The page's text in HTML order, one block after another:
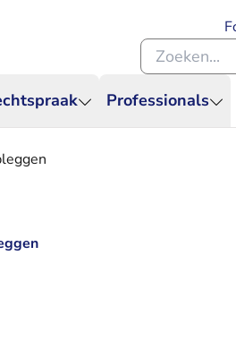
Professionals
Zoeken binnen